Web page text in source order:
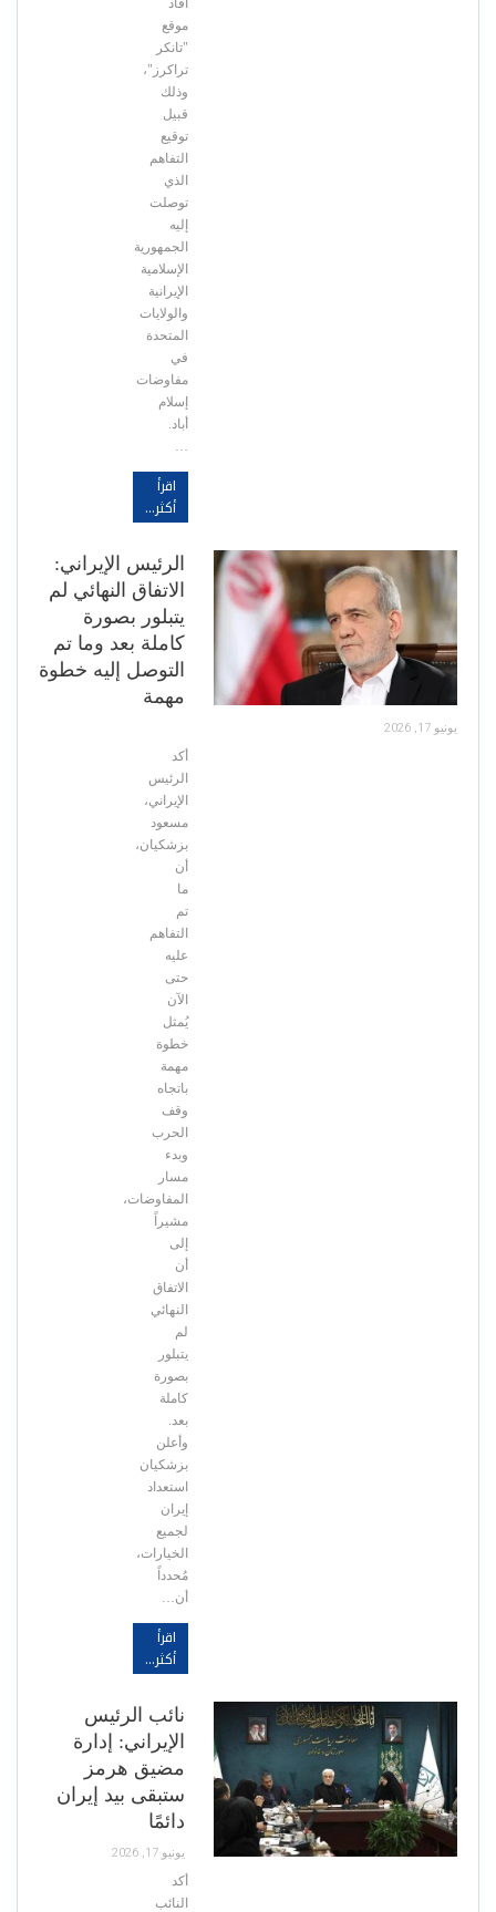
موقع
"تانكر
تراكرز"،
وذلك
قبيل
توقيع
التفاهم
الذي
توصلت
إليه
الجمهورية
الإسلامية
الإيرانية
والولايات
المتحدة
في
مفاوضات
إسلام
أباد.
اقرأ
أكثر...
الرئيس الإيراني:
الاتفاق النهائي لم
يتبلور بصورة
كاملة بعد وما تم
التوصل إليه خطوة
مهمة
يونيو 17, 2026
أكد
الرئيس
الإيراني،
مسعود
بزشكيان،
أن
ما
تم
التفاهم
عليه
حتى
الآن
يُمثل
خطوة
مهمة
باتجاه
وقف
الحرب
وبدء
مسار
المفاوضات،
مشيراً
إلى
أن
الاتفاق
النهائي
لم
يتبلور
بصورة
كاملة
بعد.
وأعلن
بزشكيان
استعداد
إيران
لجميع
الخيارات،
مُحدداً
أن…
اقرأ
أكثر...
نائب الرئيس
الإيراني: إدارة
مضيق هرمز
ستبقى بيد إيران
دائمًا
يونيو 17, 2026
أكد
النائب